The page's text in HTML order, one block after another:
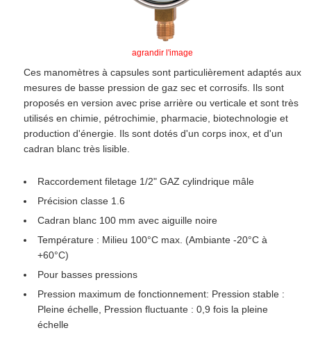
agrandir l'image
Ces manomètres à capsules sont particulièrement adaptés aux
mesures de basse pression de gaz sec et corrosifs. Ils sont
proposés en version avec prise arrière ou verticale et sont très
utilisés en chimie, pétrochimie, pharmacie, biotechnologie et
production d'énergie. Ils sont dotés d'un corps inox, et d'un
cadran blanc très lisible.
Raccordement filetage 1/2" GAZ cylindrique mâle
Précision classe 1.6
Cadran blanc 100 mm avec aiguille noire
Température : Milieu 100°C max. (Ambiante -20°C à
+60°C)
Pour basses pressions
Pression maximum de fonctionnement: Pression stable :
Pleine échelle, Pression fluctuante : 0,9 fois la pleine
échelle